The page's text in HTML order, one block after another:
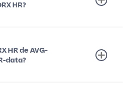
HR?
HR de AVG-
data?